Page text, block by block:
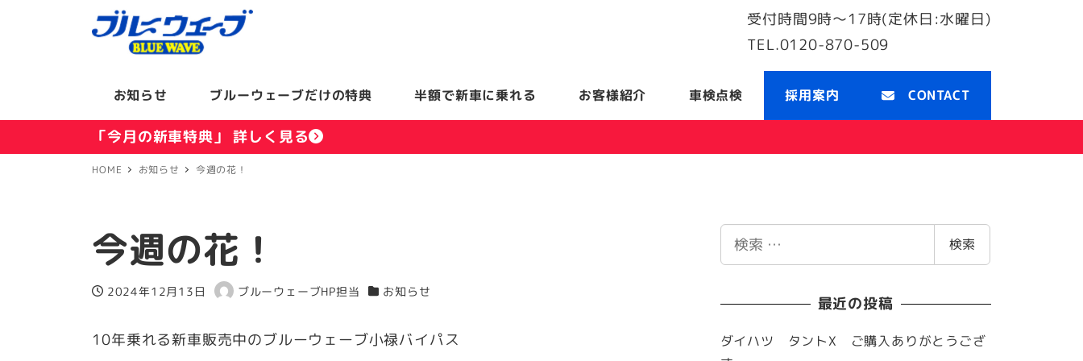
受付時間9時〜17時(定休日:水曜日)
TEL.0120-870-509
お知らせ ブルーウェーブだけの特典 半額で新車に乗れる お客様紹介 車検点検 採用案内 CONTACT
「今月の新車特典」 詳しく見る
HOME お知らせ 今週の花！
今週の花！
投稿日
2024年12月13日
著
ブルーウェーブHP担当
カテゴリー
お知らせ
10年乗れる新車販売中のブルーウェーブ小禄バイパス
索
検索
最近の投稿
ダイハツ タントX ご購入ありがとうござ